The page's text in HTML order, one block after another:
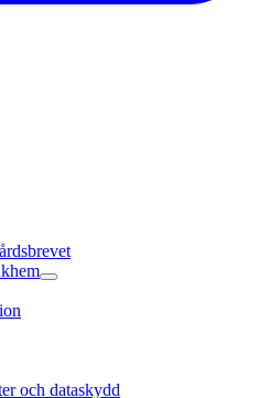
och dataskydd